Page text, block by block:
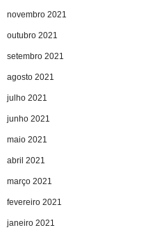
novembro 2021
outubro 2021
setembro 2021
agosto 2021
julho 2021
junho 2021
maio 2021
abril 2021
março 2021
fevereiro 2021
janeiro 2021